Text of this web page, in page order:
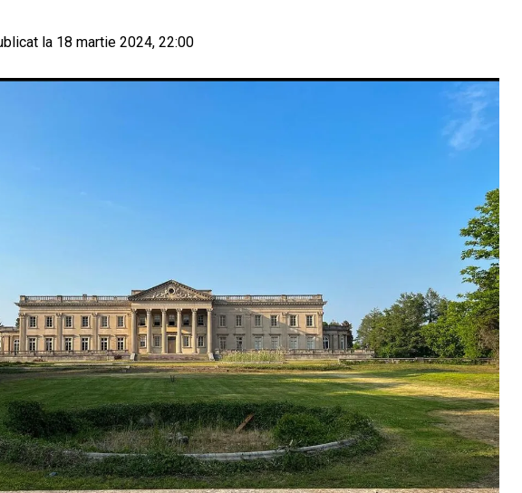
la 18 martie 2024, 22:00